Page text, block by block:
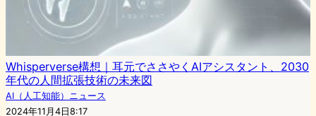
Whisperverse構想｜耳元でささやくAIアシスタント、2030
年代の人間拡張技術の未来図
AI（人工知能）ニュース
2024年11月4日8:17